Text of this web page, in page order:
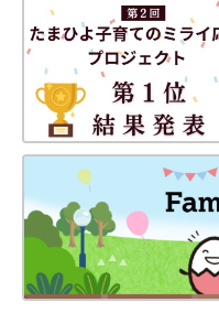
ィ向けグッズを使うだけで
の妊娠安定期は、瞬く間に
マタニティ向けグッズは自
い、私がガマンすればい
って体を心地良い状態に保
の力を抜いて過ごせるよう
産後も体の巡りを良くした
ます。自分の体を気遣うこ
にも心にも余裕ができまし
が増えたことが、今は本当